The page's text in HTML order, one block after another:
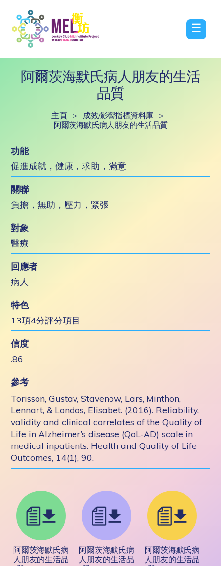
☰
阿爾茨海默氏病人朋友的生活
品質
主頁 > 成效/影響指標資料庫
>
阿爾茨海默氏病人朋友的生活品質
功能
促進成就，健康，求助，滿意
關聯
負擔，無助，壓力，緊張
對象
醫療
回應者
病人
特色
13項4分評分項目
信度
.86
參考
Torisson, Gustav, Stavenow, Lars, Minthon,
Lennart, & Londos, Elisabet. (2016). Reliability,
validity and clinical correlates of the Quality of
Life in Alzheimer’s disease (QoL-AD) scale in
medical inpatients. Health and Quality of Life
Outcomes, 14(1), 90.
阿爾茨海默氏病
人朋友的生活品
阿爾茨海默氏病
人朋友的生活品
阿爾茨海默氏病
人朋友的生活品